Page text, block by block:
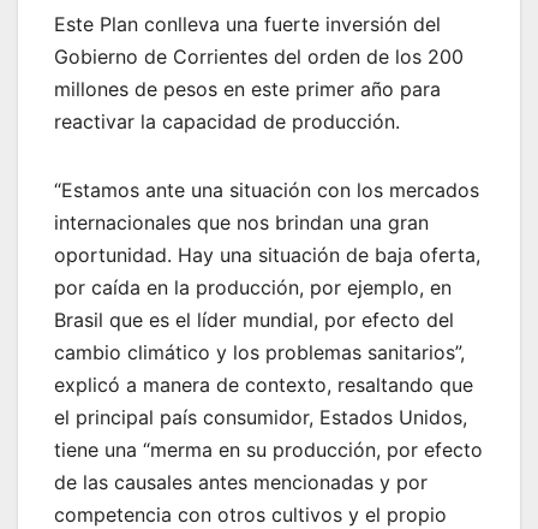
Este Plan conlleva una fuerte inversión del
Gobierno de Corrientes del orden de los 200
millones de pesos en este primer año para
reactivar la capacidad de producción.
“Estamos ante una situación con los mercados
internacionales que nos brindan una gran
oportunidad. Hay una situación de baja oferta,
por caída en la producción, por ejemplo, en
Brasil que es el líder mundial, por efecto del
cambio climático y los problemas sanitarios”,
explicó a manera de contexto, resaltando que
el principal país consumidor, Estados Unidos,
tiene una “merma en su producción, por efecto
de las causales antes mencionadas y por
competencia con otros cultivos y el propio